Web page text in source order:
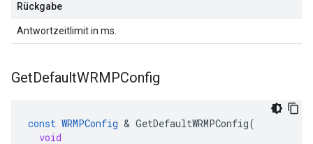
Rückgabe
Antwortzeitlimit in ms.
GetDefaultWRMPConfig
const WRMPConfig & GetDefaultWRMPConfig(
void